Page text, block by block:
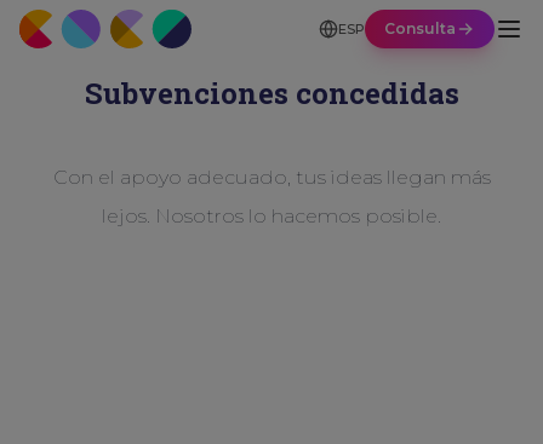
ESP Consulta
Subvenciones concedidas
Con el apoyo adecuado, tus ideas llegan más
lejos. Nosotros lo hacemos posible.